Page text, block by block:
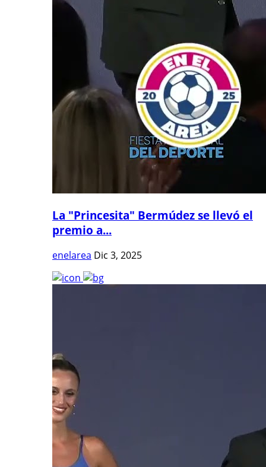
La "Princesita" Bermúdez se llevó el
premio a...
enelarea Dic 3, 2025